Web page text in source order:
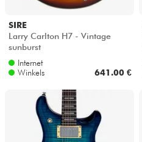
SIRE
Larry Carlton H7 - Vintage
sunburst
Internet
Winkels
641.00 €